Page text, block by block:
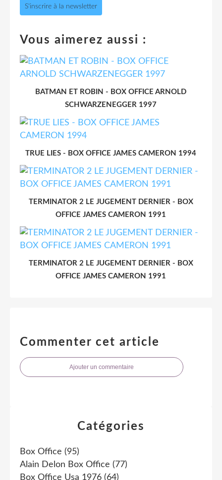
S'inscrire à la newsletter
Vous aimerez aussi :
BATMAN ET ROBIN - BOX OFFICE ARNOLD
SCHWARZENEGGER 1997
TRUE LIES - BOX OFFICE JAMES CAMERON 1994
TERMINATOR 2 LE JUGEMENT DERNIER - BOX
OFFICE JAMES CAMERON 1991
TERMINATOR 2 LE JUGEMENT DERNIER - BOX
OFFICE JAMES CAMERON 1991
Commenter cet article
Ajouter un commentaire
Catégories
Box Office (95)
Alain Delon Box Office (77)
Box Office Usa 1976 (64)